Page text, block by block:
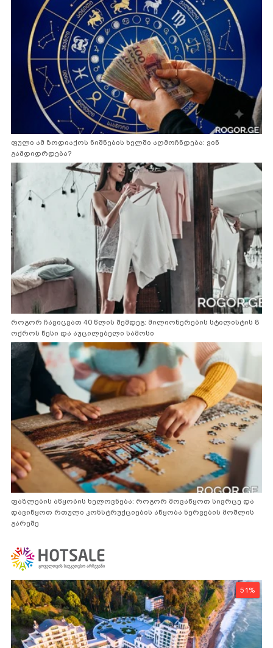
ფული ამ ზოდიაქოს ნიშნების ხელში აღმოჩნდება: ვინ
გამდიდრდება?
როგორ ჩავიცვათ 40 წლის შემდეგ: მილიონერების სტილისტის 8
ოქროს წესი და აუცილებელი სამოსი
ფაზლების აწყობის ხელოვნება: როგორ მოვაწყოთ სივრცე და
დავიწყოთ რთული კონსტრუქციების აწყობა ნერვების მოშლის
გარეშე
51%